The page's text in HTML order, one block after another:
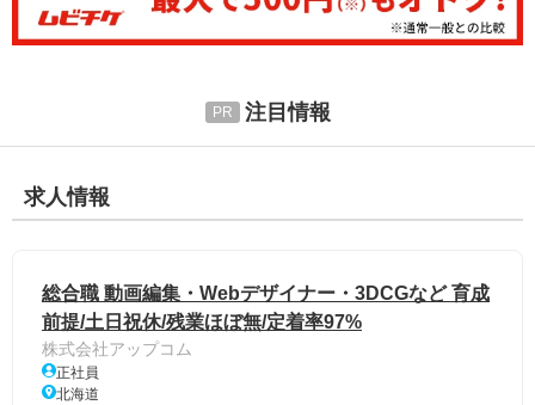
注目情報
求人情報
総合職 動画編集・Webデザイナー・3DCGなど 育成
前提/土日祝休/残業ほぼ無/定着率97%
株式会社アップコム
正社員
北海道